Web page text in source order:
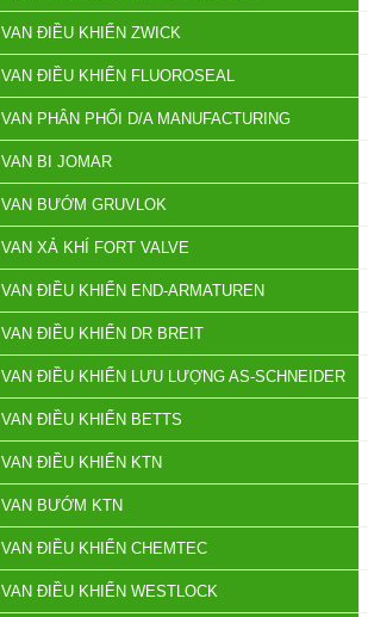
VAN ĐIỀU KHIỂN ZWICK
VAN ĐIỀU KHIỂN FLUOROSEAL
VAN PHÂN PHỐI D/A MANUFACTURING
VAN BI JOMAR
VAN BƯỚM GRUVLOK
VAN XẢ KHÍ FORT VALVE
VAN ĐIỀU KHIỂN END-ARMATUREN
VAN ĐIỀU KHIỂN DR BREIT
VAN ĐIỀU KHIỂN LƯU LƯỢNG AS-SCHNEIDER
VAN ĐIỀU KHIỂN BETTS
VAN ĐIỀU KHIỂN KTN
VAN BƯỚM KTN
VAN ĐIỀU KHIỂN CHEMTEC
VAN ĐIỀU KHIỂN WESTLOCK